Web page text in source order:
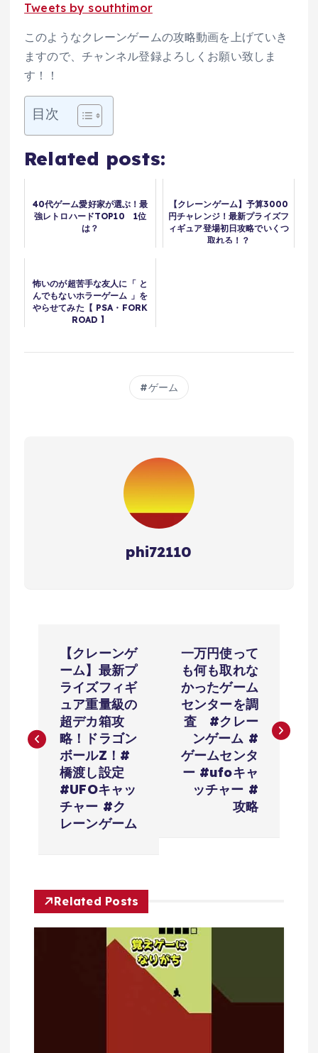
Tweets by southtimor
このようなクレーンゲームの攻略動画を上げていき
ますので、チャンネル登録よろしくお願い致しま
す！！
目次
Related posts:
40代ゲーム愛好家が選ぶ！最
強レトロハードTOP10 1位
は？
【クレーンゲーム】予算3000
円チャレンジ！最新プライズフ
ィギュア登場初日攻略でいくつ
取れる！？
怖いのが超苦手な友人に「 と
んでもないホラーゲーム 」を
やらせてみた【 PSA・FORK
ROAD 】
ゲーム
phi72110
ビ
ョ
ン
【クレーンゲ
ーム】最新プ
ライズフィギ
ュア重量級の
超デカ箱攻
略！ドラゴン
ボールZ！#
橋渡し設定
#UFOキャッ
チャー #ク
レーンゲーム
一万円使って
も何も取れな
かったゲーム
センターを調
査 #クレー
ンゲーム #
ゲームセンタ
ー #ufoキャ
ッチャー #
攻略
Related Posts